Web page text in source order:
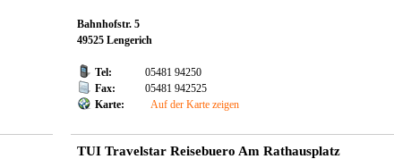
Bahnhofstr. 5
49525 Lengerich
Tel:
05481 94250
Fax:
05481 942525
Karte:
Auf der Karte zeigen
TUI Travelstar Reisebuero Am Rathausplatz